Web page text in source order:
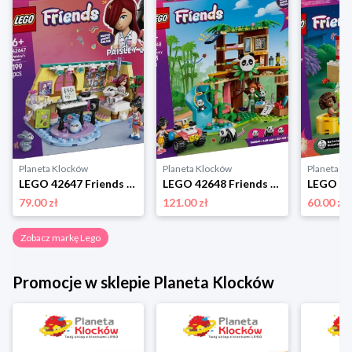
Planeta Klocków
LEGO 42647 Friends Pokój Paisley Lego
79.00 zł
Planeta Klocków
LEGO 42648 Friends Opieka nad pandami w rezerwacie Lego
121.00 zł
Planeta
60.00 zł
Zobacz markę Lego
Promocje w sklepie Planeta Klocków